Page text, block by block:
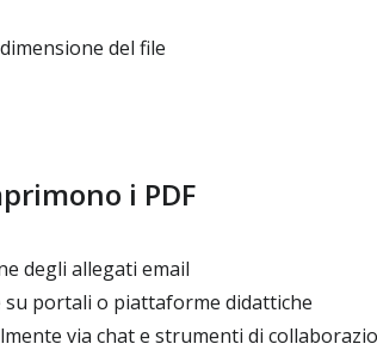
del file
i PDF
degli allegati email
su portali o piattaforme didattiche
via chat e strumenti di